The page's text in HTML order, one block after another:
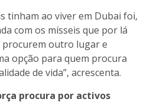
tinham ao viver em Dubai foi,
com os mísseis que por lá
procurem outro lugar e
opção para quem procura
de vida”, acrescenta.
procura por activos